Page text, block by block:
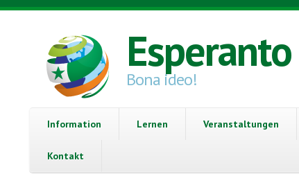
Direkt zum Inhalt
Bona ideo!
Information Lernen Veranstaltungen
Kontakt